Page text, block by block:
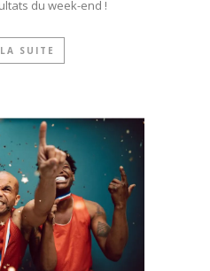
du week-end !
SUITE